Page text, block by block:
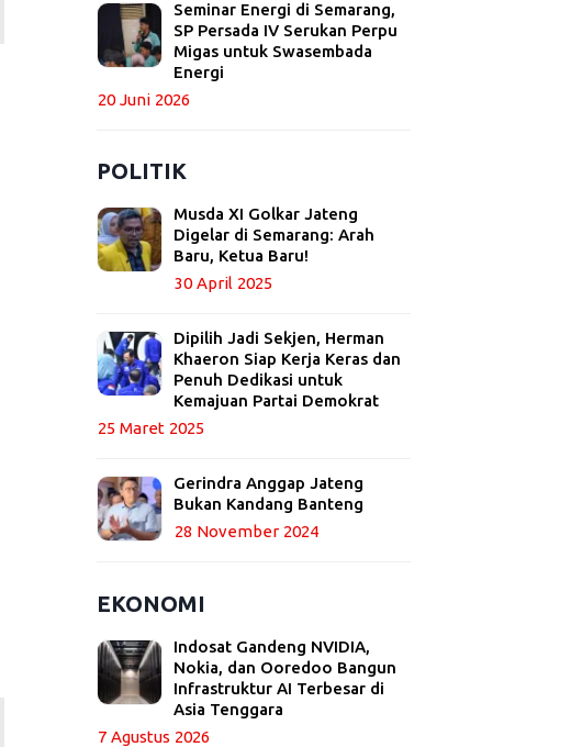
Seminar Energi di Semarang,
SP Persada IV Serukan Perpu
Migas untuk Swasembada
Energi
20 Juni 2026
POLITIK
Musda XI Golkar Jateng
Digelar di Semarang: Arah
Baru, Ketua Baru!
30 April 2025
Dipilih Jadi Sekjen, Herman
Khaeron Siap Kerja Keras dan
Penuh Dedikasi untuk
Kemajuan Partai Demokrat
25 Maret 2025
Gerindra Anggap Jateng
Bukan Kandang Banteng
28 November 2024
EKONOMI
Indosat Gandeng NVIDIA,
Nokia, dan Ooredoo Bangun
Infrastruktur AI Terbesar di
Asia Tenggara
7 Agustus 2026